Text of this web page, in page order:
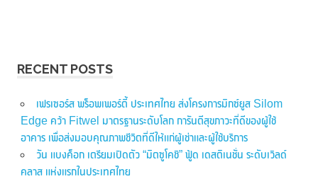
RECENT POSTS
เฟรเซอร์ส พร็อพเพอร์ตี้ ประเทศไทย ส่งโครงการมิกซ์ยูส Silom
Edge คว้า Fitwel มาตรฐานระดับโลก การันตีสุขภาวะที่ดีของผู้ใช้
อาคาร เพื่อส่งมอบคุณภาพชีวิตที่ดีให้แก่ผู้เช่าและผู้ใช้บริการ
วัน แบงค็อก เตรียมเปิดตัว “มิตซูโคชิ” ฟู้ด เดสติเนชั่น ระดับเวิลด์
คลาส แห่งแรกในประเทศไทย